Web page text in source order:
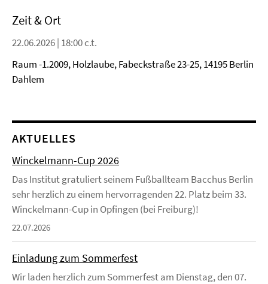
Zeit & Ort
22.06.2026 | 18:00 c.t.
Raum -1.2009, Holzlaube, Fabeckstraße 23-25, 14195 Berlin
Dahlem
AKTUELLES
Winckelmann-Cup 2026
Das Institut gratuliert seinem Fußballteam Bacchus Berlin
sehr herzlich zu einem hervorragenden 22. Platz beim 33.
Winckelmann-Cup in Opfingen (bei Freiburg)!
22.07.2026
Einladung zum Sommerfest
Wir laden herzlich zum Sommerfest am Dienstag, den 07.